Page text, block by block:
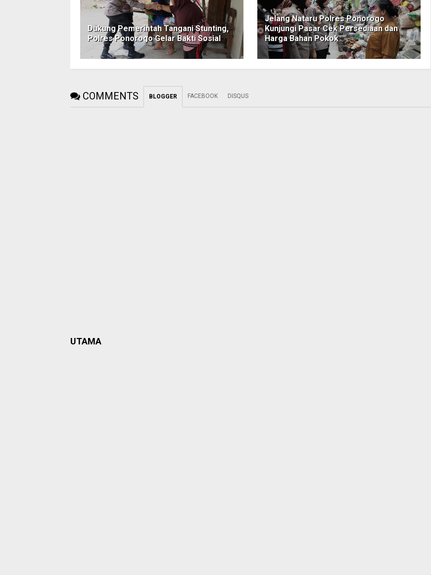
Dukung Pemerintah Tangani Stunting,
Polres Ponorogo Gelar Bakti Sosial
Jelang Nataru Polres Ponorogo
Kunjungi Pasar Cek Persediaan dan
Harga Bahan Pokok
COMMENTS BLOGGER FACEBOOK DISQUS
UTAMA